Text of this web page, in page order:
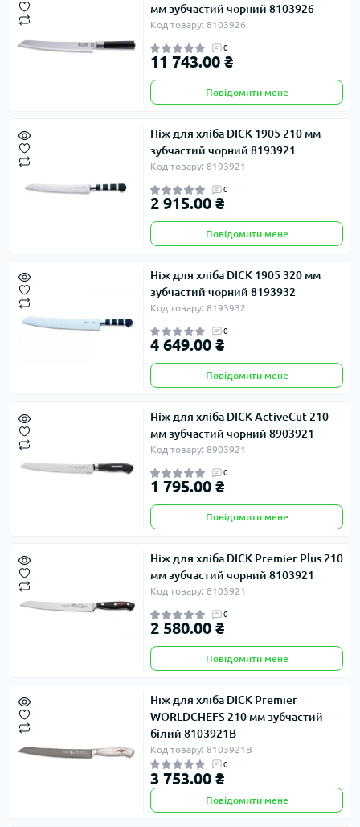
мм зубчастий чорний 8103926
Код товару: 8103926
0
11 743.00 ₴
Повідомити мене
Ніж для хліба DICK 1905 210 мм
зубчастий чорний 8193921
Код товару: 8193921
0
2 915.00 ₴
Повідомити мене
Ніж для хліба DICK 1905 320 мм
зубчастий чорний 8193932
Код товару: 8193932
0
4 649.00 ₴
Повідомити мене
Ніж для хліба DICK ActiveCut 210
мм зубчастий чорний 8903921
Код товару: 8903921
0
1 795.00 ₴
Повідомити мене
Ніж для хліба DICK Premier Plus 210
мм зубчастий чорний 8103921
Код товару: 8103921
0
2 580.00 ₴
Повідомити мене
Ніж для хліба DICK Premier
WORLDCHEFS 210 мм зубчастий
білий 8103921B
Код товару: 8103921B
0
3 753.00 ₴
Повідомити мене